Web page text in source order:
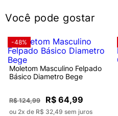
Você pode gostar
-48%
Moletom Masculino Felpado
Básico Diametro Bege
R$ 124,99 R$ 64,99
ou 2x de R$ 32,49 sem juros